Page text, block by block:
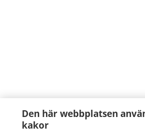
Den här webbplatsen
kakor